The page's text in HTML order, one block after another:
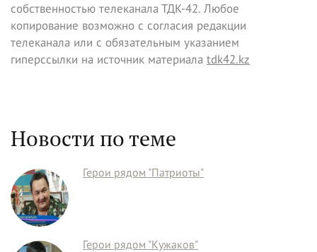
собственностью телеканала ТДК-42. Любое
копирование возможно с согласия редакции
телеканала или с обязательным указанием
гиперссылки на источник материала tdk42.kz
Новости по теме
Герои рядом "Патриоты"
Герои рядом "Кужаков"